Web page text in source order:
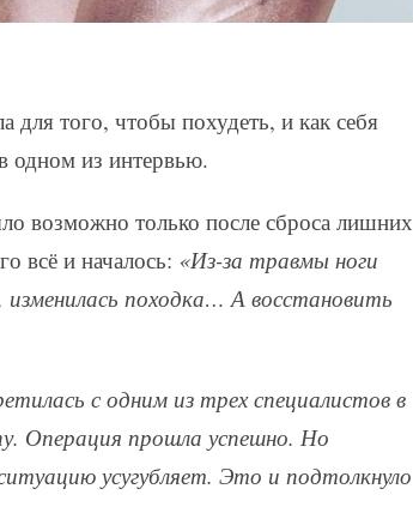
того, чтобы похудеть, и как себя
одном из интервью.
возможно только после сброса лишних
всё и началось: «Из-за травмы ноги
изменилась походка… А восстановить
с одним из трех специалистов в
Операция прошла успешно. Но
усугубляет. Это и подтолкнуло